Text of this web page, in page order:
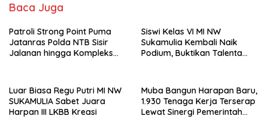
Baca Juga
Patroli Strong Point Puma
Jatanras Polda NTB Sisir
Jalanan hingga Kompleks
Siswi Kelas VI MI NW
Sukamulia Kembali Naik
Podium, Buktikan Talenta
Luar Biasa Regu Putri MI NW
SUKAMULIA Sabet Juara
Harpan III LKBB Kreasi
Muba Bangun Harapan Baru,
1.930 Tenaga Kerja Terserap
Lewat Sinergi Pemerintah